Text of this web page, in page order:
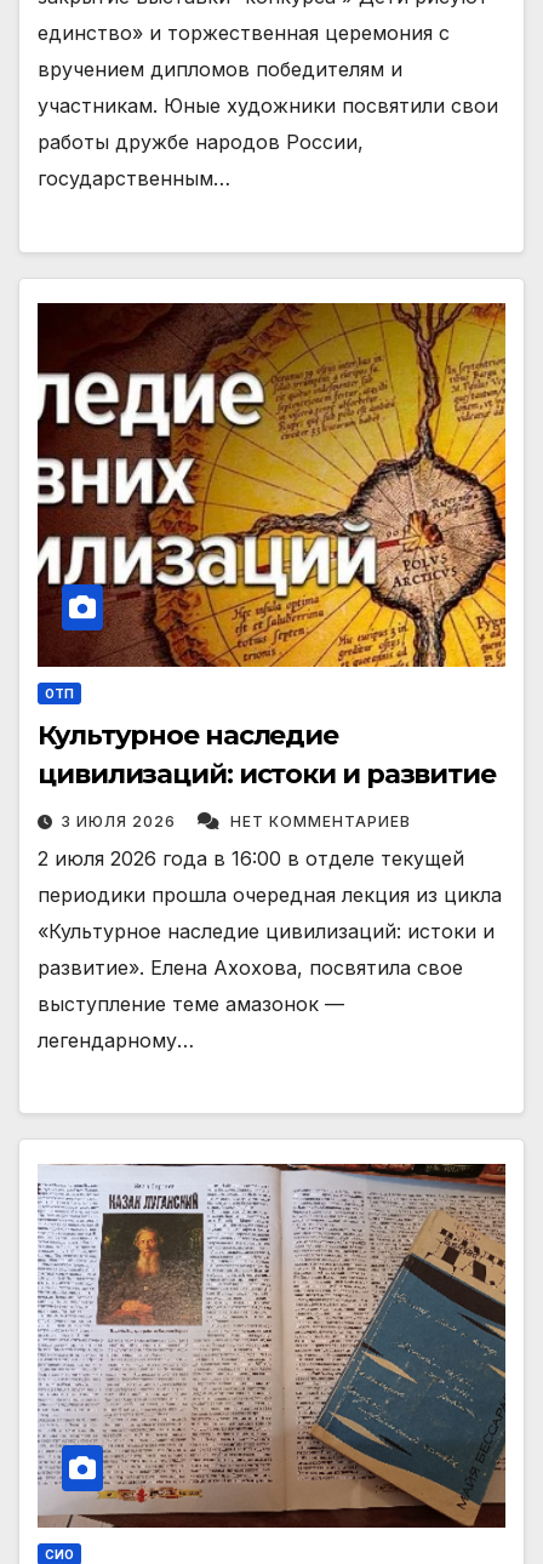
единство» и торжественная церемония с
вручением дипломов победителям и
участникам. Юные художники посвятили свои
работы дружбе народов России,
государственным…
ОТП
Культурное наследие
цивилизаций: истоки и развитие
3 ИЮЛЯ 2026 НЕТ КОММЕНТАРИЕВ
2 июля 2026 года в 16:00 в отделе текущей
периодики прошла очередная лекция из цикла
«Культурное наследие цивилизаций: истоки и
развитие». Елена Ахохова, посвятила свое
выступление теме амазонок —
легендарному…
СИО